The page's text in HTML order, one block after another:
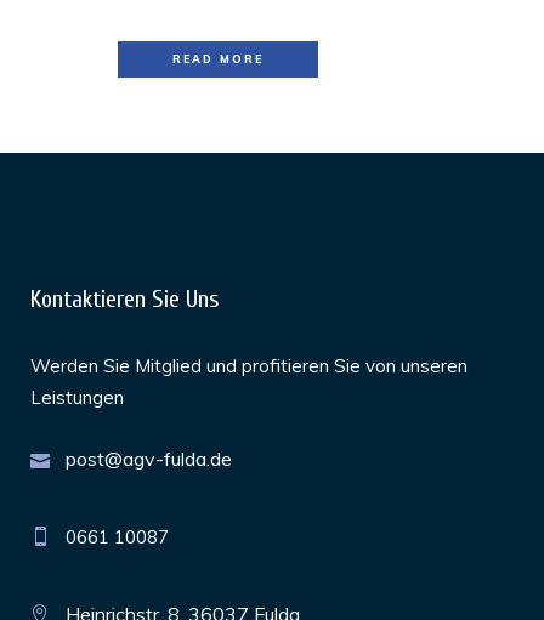
READ MORE
Kontaktieren Sie Uns
Werden Sie Mitglied und profitieren Sie von unseren
Leistungen
post@agv-fulda.de
0661 10087
Heinrichstr. 8, 36037 Fulda